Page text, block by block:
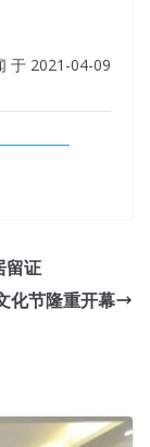
于 2021-04-09
留证
化节隆重开幕